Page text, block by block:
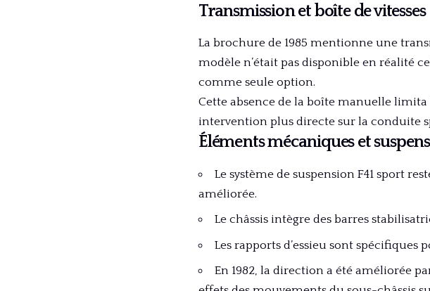
Transmission et boîte de vitesses
La brochure de 1985 mentionne une
modèle n’était pas disponible en réalité
comme seule option.
Cette absence de la boîte manuelle
intervention plus directe sur la conduite
Éléments mécaniques et
Le système de suspension F41 sport
améliorée.
Le châssis intègre des barres
Les rapports d’essieu sont spécifiques
En 1982, la direction a été améliorée